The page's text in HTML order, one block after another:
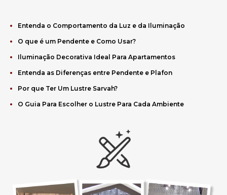
Entenda o Comportamento da Luz e da Iluminação
O que é um Pendente e Como Usar?
Iluminação Decorativa Ideal Para Apartamentos
Entenda as Diferenças entre Pendente e Plafon
Por que Ter Um Lustre Sarvah?
O Guia Para Escolher o Lustre Para Cada Ambiente